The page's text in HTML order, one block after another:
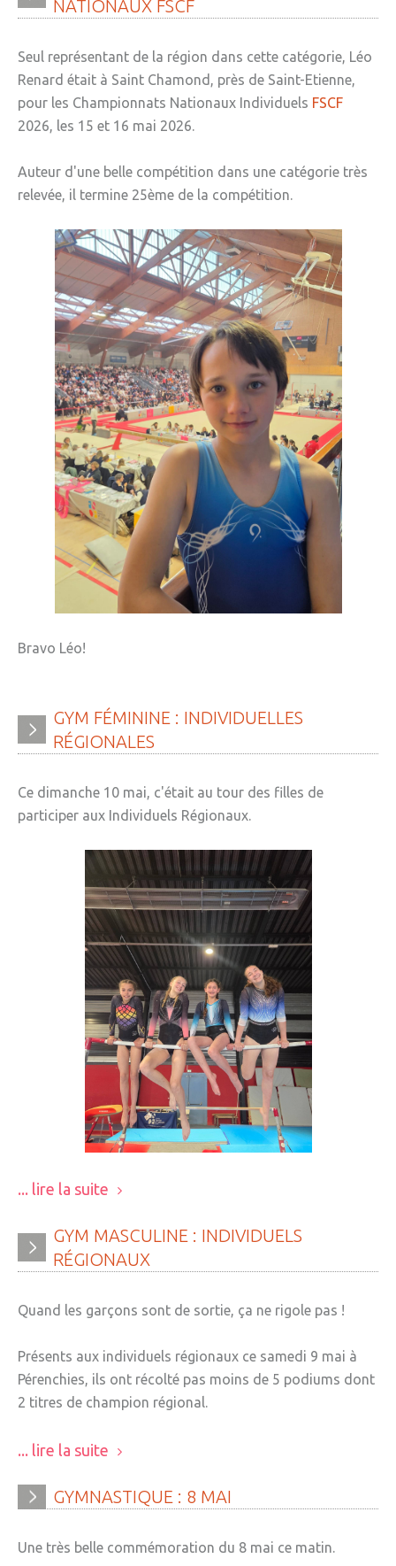
NATIONAUX FSCF
Seul représentant de la région dans cette catégorie, Léo
Renard était à Saint Chamond, près de Saint-Etienne,
pour les Championnats Nationaux Individuels FSCF
2026, les 15 et 16 mai 2026.
Auteur d'une belle compétition dans une catégorie très
relevée, il termine 25ème de la compétition.
Bravo Léo!
GYM FÉMININE : INDIVIDUELLES
RÉGIONALES
Ce dimanche 10 mai, c'était au tour des filles de
participer aux Individuels Régionaux.
... lire la suite
GYM MASCULINE : INDIVIDUELS
RÉGIONAUX
Quand les garçons sont de sortie, ça ne rigole pas !
Présents aux individuels régionaux ce samedi 9 mai à
Pérenchies, ils ont récolté pas moins de 5 podiums dont
2 titres de champion régional.
... lire la suite
GYMNASTIQUE : 8 MAI
Une très belle commémoration du 8 mai ce matin.